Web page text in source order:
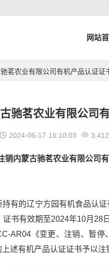
网站
茗农业有限公司有机产品认证证
驰茗农业有限公司
2024-06-17 16:10:03 3,412
销内蒙古驰茗农业有限公司
有的辽宁方园有机食品认
书有效期至2024年10月28
AR04《变更、注销、暂
述有机产品认证证书予以注